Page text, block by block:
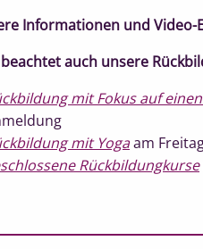
Informationen und
auch unsere
mit Fokus auf
mit Yogaam
Rückbildungkurse